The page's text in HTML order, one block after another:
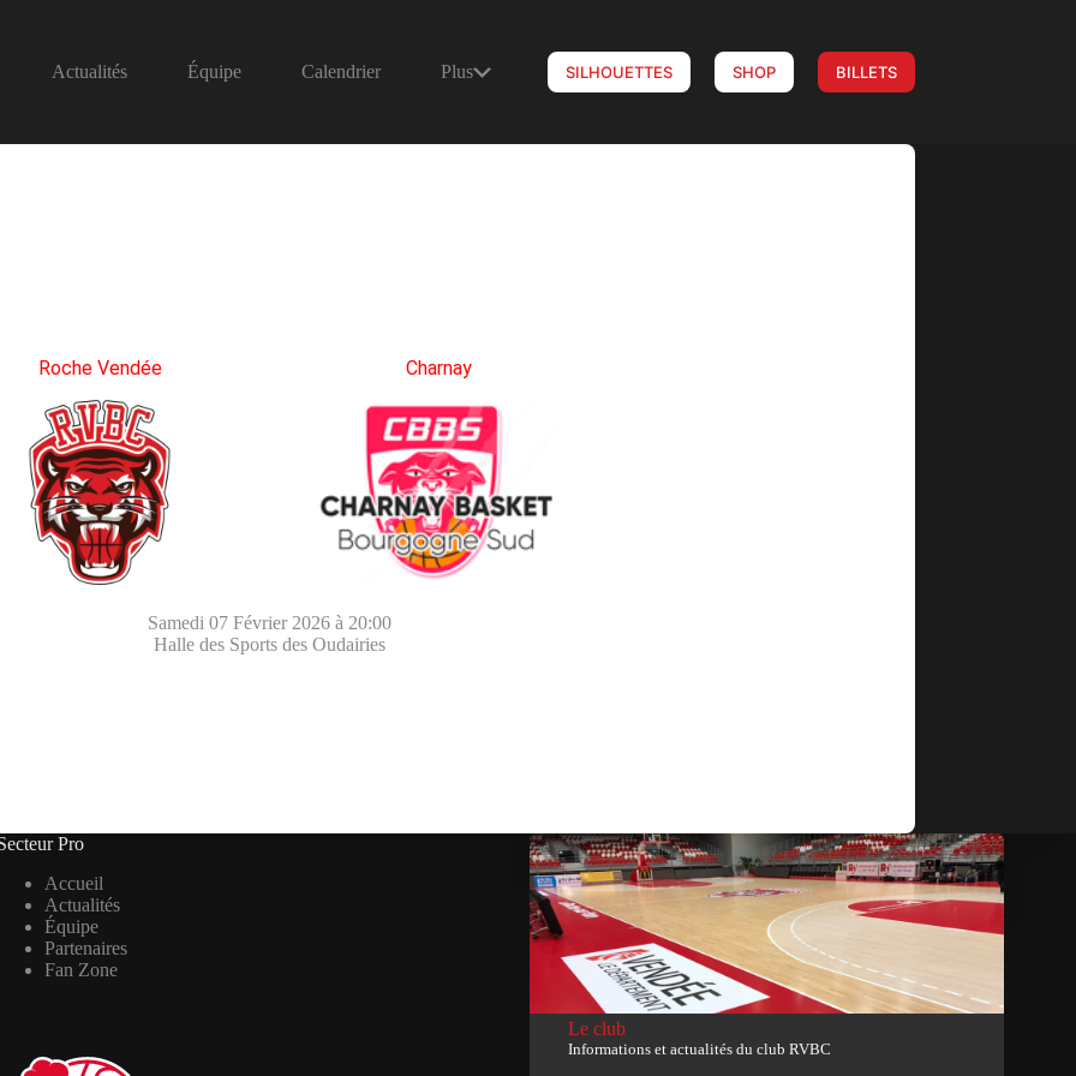
Actualités Équipe Calendrier Plus SILHOUETTES SHOP BILLETS
Roche Vendée Charnay
Samedi 07 Février 2026 à 20:00
Halle des Sports des Oudairies
Pro
Accueil
Actualités
Équipe
Partenaires
Fan Zone
Le club
Informations et actualités du club RVBC